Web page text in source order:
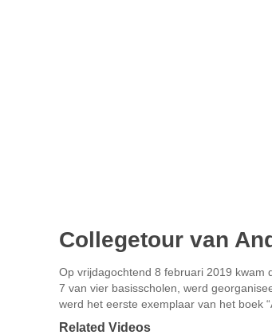
Collegetour van
Op vrijdagochtend 8 februari 2019 kwam
7 van vier basisscholen, werd
werd het eerste exemplaar van het boek
Related Videos